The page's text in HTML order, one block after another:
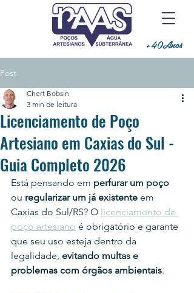
+40Anos
Post
Licenciamento de Poço
Artesiano em Caxias do Sul -
Guia Completo 2026
Chert Bobsin
3 min de leitura
Está pensando em perfurar um poço
ou regularizar um já existente em
Caxias do Sul/RS? O licenciamento de
poço artesiano é obrigatório e garante
que seu uso esteja dentro da
legalidade, evitando multas e
problemas com órgãos ambientais.